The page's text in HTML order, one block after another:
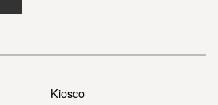
Kiosco